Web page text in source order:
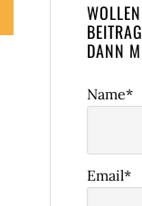
DANN
Name*
Email*